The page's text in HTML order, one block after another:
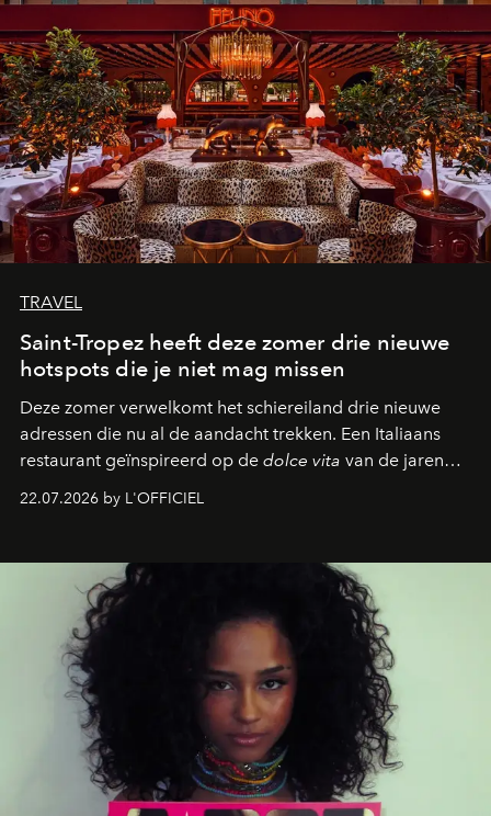
TRAVEL
Saint-Tropez heeft deze zomer drie nieuwe
hotspots die je niet mag missen
Deze zomer verwelkomt het schiereiland drie nieuwe
adressen die nu al de aandacht trekken. Een Italiaans
restaurant geïnspireerd op de dolce vita van de jaren
zestig, een Japanse hotspot die na zonsondergang
verandert in een bruisende ontmoetingsplek en de
neerstrijkt in Saint-Tropez. Dit zijn de nieuwe adressen
die deze zomer de toon zetten, van lange lunches tot
zwoele nachten.
22.07.2026 by L'OFFICIEL